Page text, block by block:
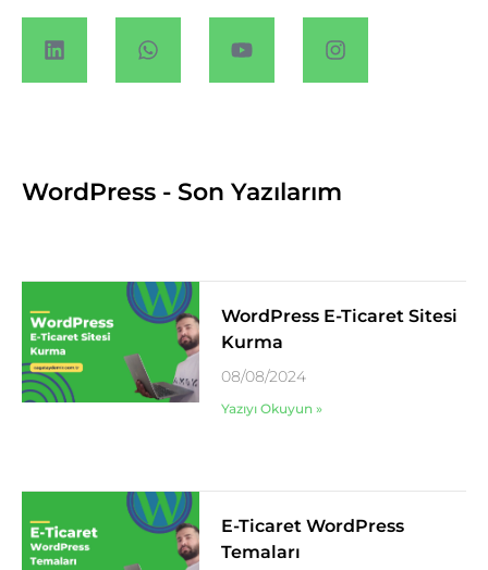
WordPress - Son Yazılarım
WordPress E-Ticaret Sitesi
Kurma
08/08/2024
Yazıyı Okuyun »
E-Ticaret WordPress
Temaları